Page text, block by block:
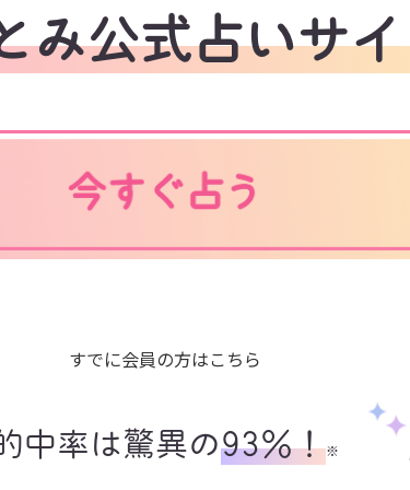
み公式占いサ
すでに会員の方はこちら
中率は驚異の93%！※